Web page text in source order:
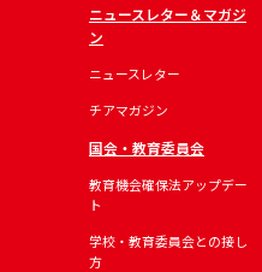
ニュースレター＆マガジ
ン
ニュースレター
チアマガジン
国会・教育委員会
教育機会確保法アップデー
ト
学校・教育委員会との接し
方